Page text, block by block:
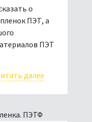
о
ПЭТ, а
ПЭТ
далее